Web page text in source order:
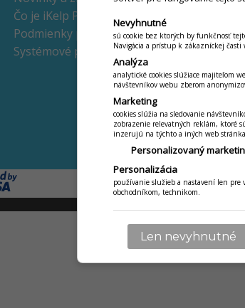
Čo je iKelp POS Mobile
Podmienky používania
Systémové požiadavky
Blog
Napísali o
Referencie
Vyskúšať
Ochrana
Staňte sa
Nevyhnutné
sú cookie bez ktorých by funkčnosť
Navigácia a prístup k zákazníckej časti
Analýza
analytické cookies slúžiace majiteľom
návštevníkov webu zberom
Marketing
cookies slúžia na sledovanie
zobrazenie relevatných reklám, ktoré
inzerujú na týchto a iných web
Personalizovaný
Personalizácia
používanie služieb a nastavení len pre
obchodníkom, technikom.
Len nevyhnutné